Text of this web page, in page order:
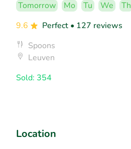
Tomorrow Mo Tu We Th
9.6
Perfect • 127 reviews
Spoons
Leuven
Sold: 354
Location